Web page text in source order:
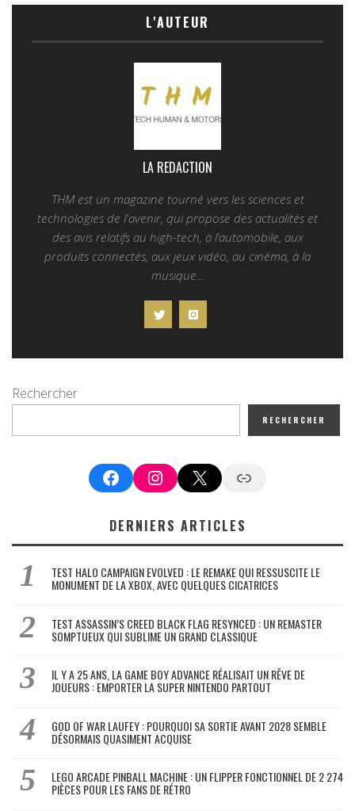
L'AUTEUR
LA REDACTION
THM est un magazine tourné vers les sciences et
technologies de l'avenir, qui propose des actualités et
des avis relatifs au high-tech, à l’automobile, aux
produits connectés, aux jeux vidéo, au cinéma, à la
musique...
Rechercher
RECHERCHER
FacebookInstagram
X Google News
DERNIERS ARTICLES
TEST HALO CAMPAIGN EVOLVED : LE REMAKE QUI RESSUSCITE LE
MONUMENT DE LA XBOX, AVEC QUELQUES CICATRICES
TEST ASSASSIN’S CREED BLACK FLAG RESYNCED : UN REMASTER
SOMPTUEUX QUI SUBLIME UN GRAND CLASSIQUE
IL Y A 25 ANS, LA GAME BOY ADVANCE RÉALISAIT UN RÊVE DE
JOUEURS : EMPORTER LA SUPER NINTENDO PARTOUT
GOD OF WAR LAUFEY : POURQUOI SA SORTIE AVANT 2028 SEMBLE
DÉSORMAIS QUASIMENT ACQUISE
LEGO ARCADE PINBALL MACHINE : UN FLIPPER FONCTIONNEL DE 2 274
PIÈCES POUR LES FANS DE RÉTRO